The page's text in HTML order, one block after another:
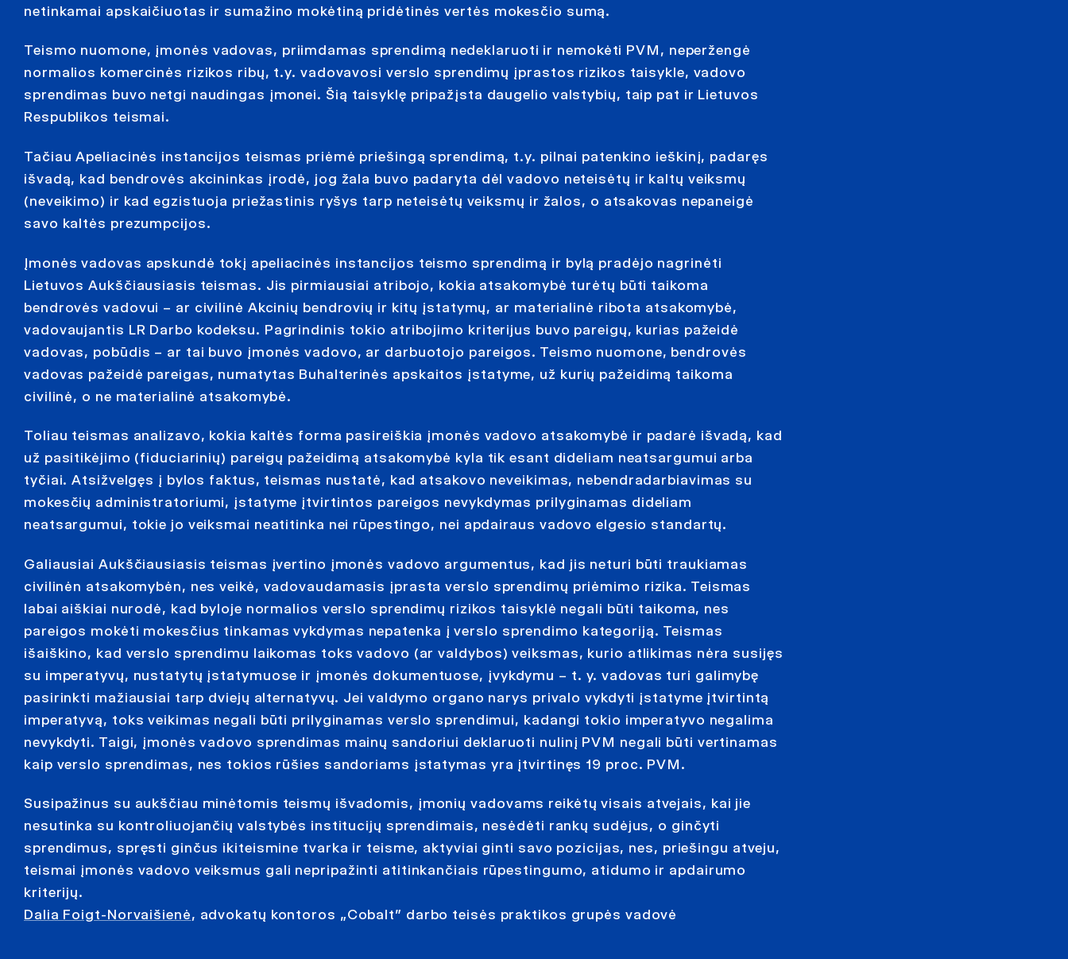
netinkamai apskaičiuotas ir sumažino mokėtiną pridėtinės vertės mokesčio sumą.
Teismo nuomone, įmonės vadovas, priimdamas sprendimą nedeklaruoti ir nemokėti PVM, neperžengė
normalios komercinės rizikos ribų, t.y. vadovavosi verslo sprendimų įprastos rizikos taisykle, vadovo
sprendimas buvo netgi naudingas įmonei. Šią taisyklę pripažįsta daugelio valstybių, taip pat ir Lietuvos
Respublikos teismai.
Tačiau Apeliacinės instancijos teismas priėmė priešingą sprendimą, t.y. pilnai patenkino ieškinį, padaręs
išvadą, kad bendrovės akcininkas įrodė, jog žala buvo padaryta dėl vadovo neteisėtų ir kaltų veiksmų
(neveikimo) ir kad egzistuoja priežastinis ryšys tarp neteisėtų veiksmų ir žalos, o atsakovas nepaneigė
savo kaltės prezumpcijos.
Įmonės vadovas apskundė tokį apeliacinės instancijos teismo sprendimą ir bylą pradėjo nagrinėti
Lietuvos Aukščiausiasis teismas. Jis pirmiausiai atribojo, kokia atsakomybė turėtų būti taikoma
bendrovės vadovui – ar civilinė Akcinių bendrovių ir kitų įstatymų, ar materialinė ribota atsakomybė,
vadovaujantis LR Darbo kodeksu. Pagrindinis tokio atribojimo kriterijus buvo pareigų, kurias pažeidė
vadovas, pobūdis – ar tai buvo įmonės vadovo, ar darbuotojo pareigos. Teismo nuomone, bendrovės
vadovas pažeidė pareigas, numatytas Buhalterinės apskaitos įstatyme, už kurių pažeidimą taikoma
civilinė, o ne materialinė atsakomybė.
Toliau teismas analizavo, kokia kaltės forma pasireiškia įmonės vadovo atsakomybė ir padarė išvadą, kad
už pasitikėjimo (fiduciarinių) pareigų pažeidimą atsakomybė kyla tik esant dideliam neatsargumui arba
tyčiai. Atsižvelgęs į bylos faktus, teismas nustatė, kad atsakovo neveikimas, nebendradarbiavimas su
mokesčių administratoriumi, įstatyme įtvirtintos pareigos nevykdymas prilyginamas dideliam
neatsargumui, tokie jo veiksmai neatitinka nei rūpestingo, nei apdairaus vadovo elgesio standartų.
Galiausiai Aukščiausiasis teismas įvertino įmonės vadovo argumentus, kad jis neturi būti traukiamas
civilinėn atsakomybėn, nes veikė, vadovaudamasis įprasta verslo sprendimų priėmimo rizika. Teismas
labai aiškiai nurodė, kad byloje normalios verslo sprendimų rizikos taisyklė negali būti taikoma, nes
pareigos mokėti mokesčius tinkamas vykdymas nepatenka į verslo sprendimo kategoriją. Teismas
išaiškino, kad verslo sprendimu laikomas toks vadovo (ar valdybos) veiksmas, kurio atlikimas nėra susijęs
su imperatyvų, nustatytų įstatymuose ir įmonės dokumentuose, įvykdymu – t. y. vadovas turi galimybę
pasirinkti mažiausiai tarp dviejų alternatyvų. Jei valdymo organo narys privalo vykdyti įstatyme įtvirtintą
imperatyvą, toks veikimas negali būti prilyginamas verslo sprendimui, kadangi tokio imperatyvo negalima
nevykdyti. Taigi, įmonės vadovo sprendimas mainų sandoriui deklaruoti nulinį PVM negali būti vertinamas
kaip verslo sprendimas, nes tokios rūšies sandoriams įstatymas yra įtvirtinęs 19 proc. PVM.
Susipažinus su aukščiau minėtomis teismų išvadomis, įmonių vadovams reikėtų visais atvejais, kai jie
nesutinka su kontroliuojančių valstybės institucijų sprendimais, nesėdėti rankų sudėjus, o ginčyti
sprendimus, spręsti ginčus ikiteismine tvarka ir teisme, aktyviai ginti savo pozicijas, nes, priešingu atveju,
teismai įmonės vadovo veiksmus gali nepripažinti atitinkančiais rūpestingumo, atidumo ir apdairumo
kriterijų.
Dalia Foigt-Norvaišienė, advokatų kontoros „Cobalt” darbo teisės praktikos grupės vadovė